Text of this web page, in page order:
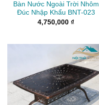
Bàn Nước Ngoài Trời Nhôm
Đúc Nhập Khẩu BNT-023
4,750,000 ₫